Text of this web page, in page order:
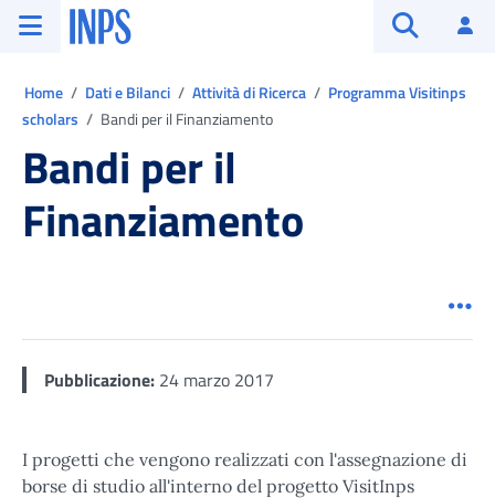
Vai al menu principale
Vai al contenuto principale
Vai al pie' di pagina
INPS ()
Home Dati e Bilanci Attività di Ricerca
Programma Visitinps
scholars
Bandi per il Finanziamento
Bandi per il
Finanziamento
Pubblicazione: 24 marzo 2017
I progetti che vengono realizzati con l'assegnazione di
borse di studio all'interno del progetto VisitInps